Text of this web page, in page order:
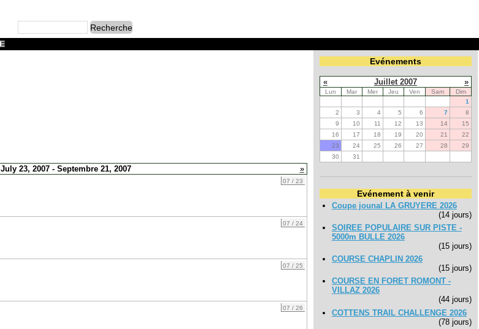
July 23, 2007 - Septembre 21, 2007 »
07 / 23
07 / 24
07 / 25
07 / 26
Evénements
« Juillet 2007 »
Lun Mar Mer Jeu Ven Sam
Dim
1
2
3 4 5 6 7
8
9
10 11 12 13 14
15
16
17 18 19 20 21
22
23
24 25 26 27 28
29
30
31
Evénement à venir
Coupe jounal LA GRUYERE 2026
(14 jours)
SOIREE POPULAIRE SUR PISTE -
5000m BULLE 2026
(15 jours)
COURSE CHAPLIN 2026
(15 jours)
COURSE EN FORET ROMONT -
VILLAZ 2026
(44 jours)
COTTENS TRAIL CHALLENGE 2026
(78 jours)